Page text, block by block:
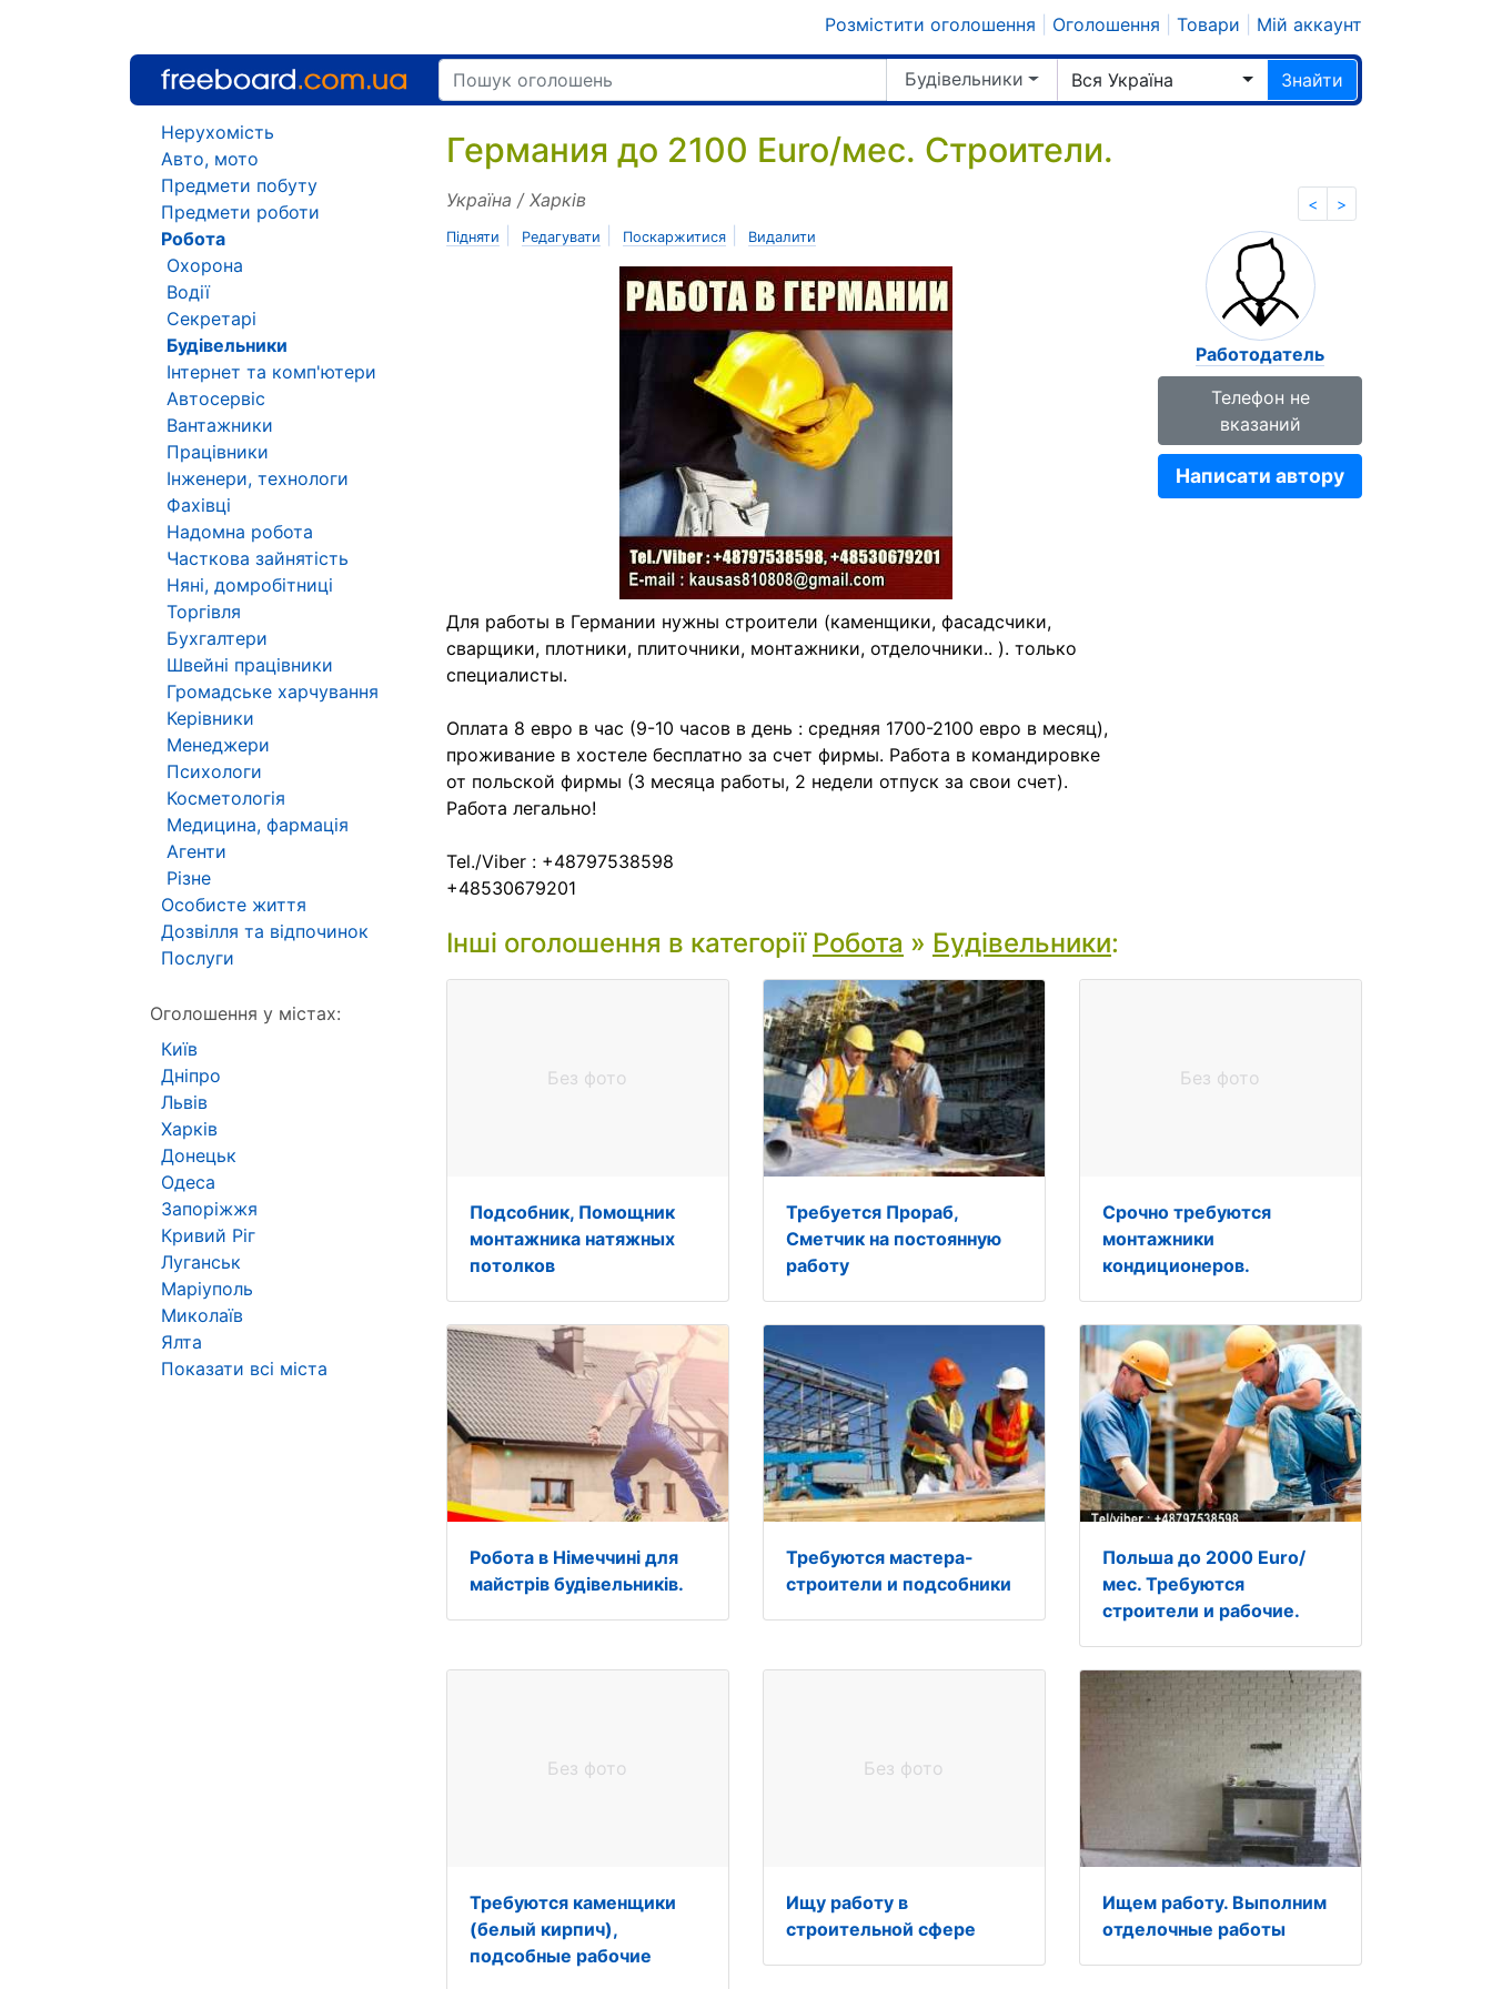
Розмістити оголошення Оголошення Товари Мій аккаунт
Будівельники Вся Україна Знайти
Германия до 2100 Euro/мес. Строители.
< >
Україна / Харків
Підняти Редагувати Поскаржитися Видалити
Для работы в Германии нужны строители (каменщики, фасадсчики,
сварщики, плотники, плиточники, монтажники, отделочники.. ). только
специалисты.
Оплата 8 евро в час (9-10 часов в день : средняя 1700-2100 евро в месяц),
проживание в хостеле бесплатно за счет фирмы. Работа в командировке
от польской фирмы (3 месяца работы, 2 недели отпуск за свои счет).
Работа легально!
Tel./Viber : +48797538598
+48530679201
Работодатель
Телефон не
вказаний
Написати автору
Інші оголошення в категорії Робота » Будівельники:
Без фото
Подсобник, Помощник
монтажника натяжных
потолков
Требуется Прораб,
Сметчик на постоянную
работу
Без фото
Срочно требуются
монтажники
кондиционеров.
Робота в Німеччині для
майстрів будівельників.
Требуются мастера-
строители и подсобники
Польша до 2000 Euro/
мес. Требуются
строители и рабочие.
Без фото
Требуются каменщики
(белый кирпич),
подсобные рабочие
Без фото
Ищу работу в
строительной сфере
Ищем работу. Выполним
отделочные работы
Нерухомість
Авто, мото
Предмети побуту
Предмети роботи
Робота
Охорона
Водії
Секретарі
Будівельники
Інтернет та комп'ютери
Автосервіс
Вантажники
Працівники
Інженери, технологи
Фахівці
Надомна робота
Часткова зайнятість
Няні, домробітниці
Торгівля
Бухгалтери
Швейні працівники
Громадське харчування
Керівники
Менеджери
Психологи
Косметологія
Медицина, фармація
Агенти
Різне
Особисте життя
Дозвілля та відпочинок
Послуги
Оголошення у містах:
Київ
Дніпро
Львів
Харків
Донецьк
Одеса
Запоріжжя
Кривий Ріг
Луганськ
Маріуполь
Миколаїв
Ялта
Показати всі міста